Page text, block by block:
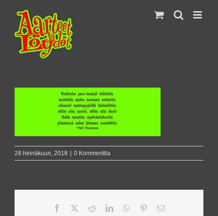
content
28 heinäkuun, 2018 0 Kommenttia
Facebook RedditLinkedInWhatsApp
PinterestSähköposti